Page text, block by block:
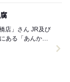
ん JR及び